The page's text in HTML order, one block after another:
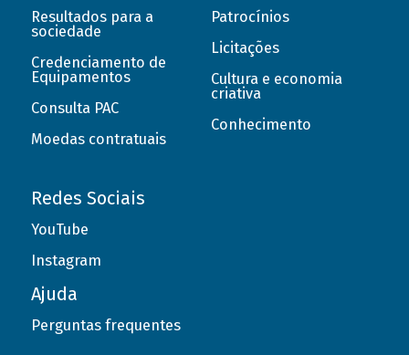
Resultados para a
sociedade
Credenciamento de
Equipamentos
Consulta PAC
Moedas contratuais
Patrocínios
Licitações
Cultura e economia
criativa
Conhecimento
Redes Sociais
YouTube
Instagram
Ajuda
Perguntas frequentes